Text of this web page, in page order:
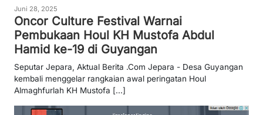
Juni 28, 2025
Oncor Culture Festival Warnai
Pembukaan Houl KH Mustofa Abdul
Hamid ke-19 di Guyangan
Seputar Jepara, Aktual Berita .Com Jepara - Desa Guyangan
kembali menggelar rangkaian awal peringatan Houl
Almaghfurlah KH Mustofa [...]